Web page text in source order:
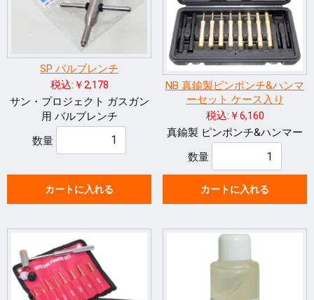
SP バルブレンチ
税込:￥2,178
サン・プロジェクト ガスガン
用 バルブレンチ
数量
カートに入れる
NB 真鍮製ピンポンチ&ハンマ
ーセット ケース入り
税込:￥6,160
真鍮製 ピンポンチ&ハンマー
数量
カートに入れる